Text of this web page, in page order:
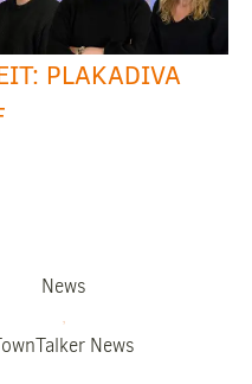
PLAKADIVA
News
,
News